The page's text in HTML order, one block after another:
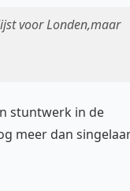
voor Londen,maar
stuntwerk in de
meer dan